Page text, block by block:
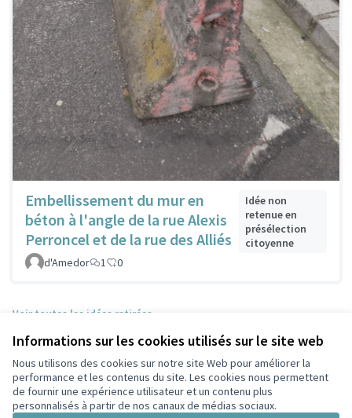
Informations sur les cookies utilisés sur le site web
Nous utilisons des cookies sur notre site Web pour améliorer la
performance et les contenus du site. Les cookies nous permettent
de fournir une expérience utilisateur et un contenu plus
personnalisés à partir de nos canaux de médias sociaux.
Embellissement du mur en
béton à l'angle de la rue Alexis
Perroncel et de la rue des Alliés
Idée non
retenue en
présélection
citoyenne
d'Amedor
1 0
Voir toutes les idées retirées
Conditions d'utilisation
Paramètres des cookies
Participez Villeurbanne sur X
Participez Villeurbanne sur Facebook
Participez Villeurbanne sur Instagram
Participez Villeurbanne sur YouTube